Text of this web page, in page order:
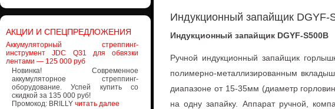
АКЦИИ И СПЕЦПРЕДЛОЖЕНИЯ
Аккумуляторный стреппинг-
инструмент JDC Q31 для обвязки
лентами — 125 000 руб
Новинка! Современное
аккумуляторное стреппинг-
оборудование. Успей купить со
скидкой за 135 000 руб!
Промокод: BRILLY читать далее
Индукционный запайщик DGYF-
Индукционный запайщик DGYF-S500B
Ручной индукционный запайщик
полимерно-металлизированным
диапазоне от 15-35мм (диаметр
на одну запайку. Аппарат ручной,